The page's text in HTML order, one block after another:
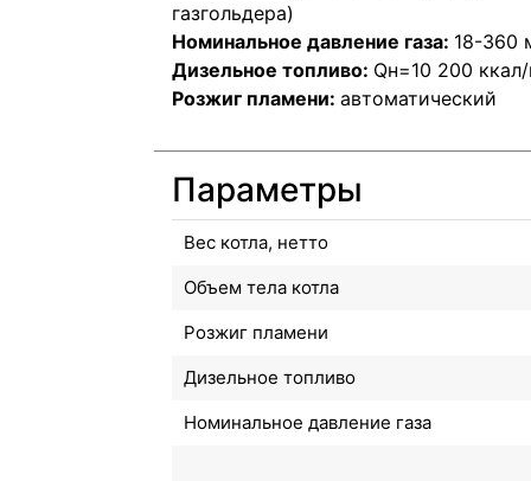
газгольдера)
Номинальное давление газа: 18-360
Дизельное топливо: Qн=10 200 ккал/
Розжиг пламени: автоматический
Параметры
Вес котла, нетто
Объем тела котла
Розжиг пламени
Дизельное топливо
Номинальное давление газа